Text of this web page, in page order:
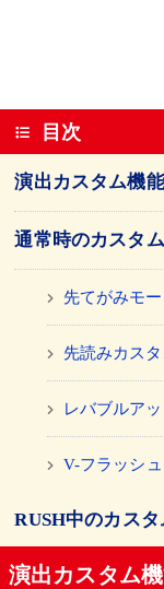
目次
演出カスタム機
通常時のカスタ
先てがみモー
先読みカスタ
レバブルア
V-フラッシ
RUSH中のカス
先てがみモ
演出カスタム